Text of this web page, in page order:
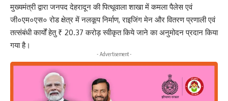
मुख्यमंत्री द्वारा जनपद देहरादून की पित्थूवाला शाखा में कमला पैलेस एवं
जी०एम०एस० रोड क्षेत्र में नलकूप निर्माण, राइजिंग मेन और वितरण प्रणाली एवं
तत्संबंधी कार्यों हेतु ₹ 20.37 करोड़ स्वीकृत किये जाने का अनुमोदन प्रदान किया
गया है।
- Advertisement -